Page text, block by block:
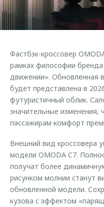
Страхование
Кредитный калькулятор
Одежда и сувениры
Оригинальные аксессуары
Запчасти
Трейд-ин
Руководства по
Клиентская поддержка
Клуб владельцев OMODA
Приложение O&J
Аксессуары
Одежда и сувениры
Запчасти
Правовая информация
Обратная связь
Фастбэк-кроссовер
рамках философии бренда
движении». Обновленная
будет представлена в
футуристичный облик.
значительные
пассажирам комфорт
Внешний вид кроссовера
модели OMODA C7.
получат более
рисунком молнии станут
обновленной модели.
кузова с эффектом